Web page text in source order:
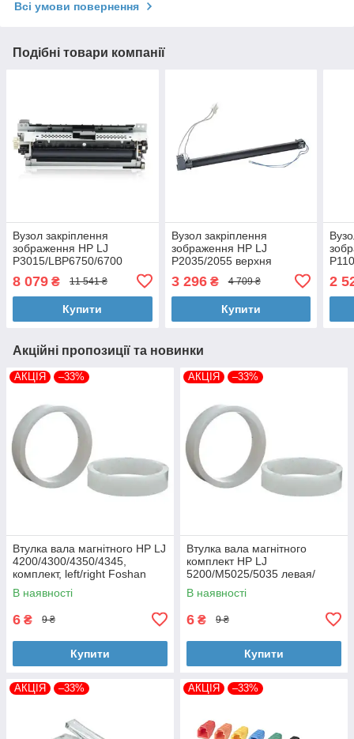
Всі умови повернення
Подібні товари компанії
Вузол закріплення
зображення HP LJ
P3015/LBP6750/6700
Welldo (RM1-6319-WDS)
8 079 ₴ 11 541 ₴
Купити
Вузол закріплення
зображення HP LJ
P2035/2055 верхня
(3207318)
3 296₴ 4 709 ₴
Купити
2
Акційні пропозиції та новинки
АКЦІЯ –33%
Втулка вала магнітного HP LJ
4200/4300/4350/4345,
комплект, left/right Foshan
(MAG-1338A-BSH-Foshan)
В наявності
6 ₴ 9 ₴
Купити
АКЦІЯ –33%
Втулка вала магнітного
комплект HP LJ
5200/M5025/5035 левая/
правая Foshan (MAG-7516A-
BSH-Foshan)
В наявності
6 ₴ 9 ₴
Купити
АКЦІЯ –33% АКЦІЯ –33%